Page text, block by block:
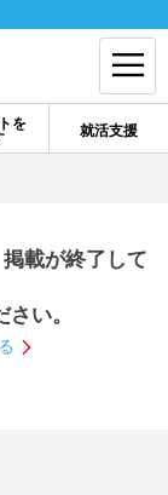
を
就活支援
イン
インターンを探す
載が終了して
い。